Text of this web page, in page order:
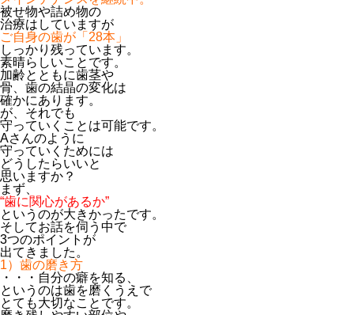
被せ物や詰め物の
治療はしていますが
ご自身の歯が「28本」
しっかり残っています。
素晴らしいことです。
加齢とともに歯茎や
骨、歯の結晶の変化は
確かにあります。
が、それでも
守っていくことは可能です。
Aさんのように
守っていくためには
どうしたらいいと
思いますか？
まず、
“歯に関心があるか”
というのが大きかったです。
そしてお話を伺う中で
3つのポイントが
出てきました。
1）歯の磨き方
・・・自分の癖を知る、
というのは歯を磨くうえで
とても大切なことです。